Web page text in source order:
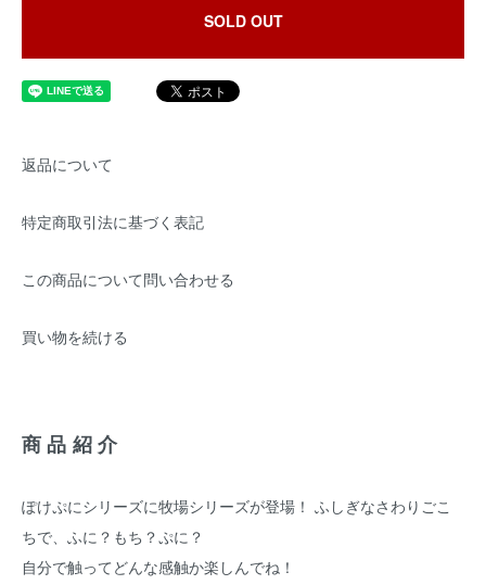
SOLD OUT
返品について
特定商取引法に基づく表記
この商品について問い合わせる
買い物を続ける
商品紹介
ぽけぷにシリーズに牧場シリーズが登場！ ふしぎなさわりごこ
ちで、ふに？もち？ぷに？
自分で触ってどんな感触か楽しんでね！